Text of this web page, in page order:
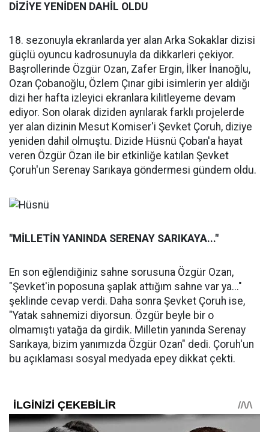
DİZİYE YENİDEN DAHİL OLDU
18. sezonuyla ekranlarda yer alan Arka Sokaklar dizisi
güçlü oyuncu kadrosunuyla da dikkarleri çekiyor.
Başrollerinde Özgür Ozan, Zafer Ergin, İlker İnanoğlu,
Ozan Çobanoğlu, Özlem Çınar gibi isimlerin yer aldığı
dizi her hafta izleyici ekranlara kilitleyeme devam
ediyor. Son olarak diziden ayrılarak farklı projelerde
yer alan dizinin Mesut Komiser'i Şevket Çoruh, diziye
yeniden dahil olmuştu. Dizide Hüsnü Çoban'a hayat
veren Özgür Özan ile bir etkinliğe katılan Şevket
Çoruh'un Serenay Sarıkaya göndermesi gündem oldu.
"MİLLETİN YANINDA SERENAY SARIKAYA..."
En son eğlendiğiniz sahne sorusuna Özgür Ozan,
"Şevket'in poposuna şaplak attığım sahne var ya..."
şeklinde cevap verdi. Daha sonra Şevket Çoruh ise,
"Yatak sahnemizi diyorsun. Özgür beyle bir o
olmamıştı yatağa da girdik. Milletin yanında Serenay
Sarıkaya, bizim yanımızda Özgür Ozan" dedi. Çoruh'un
bu açıklaması sosyal medyada epey dikkat çekti.